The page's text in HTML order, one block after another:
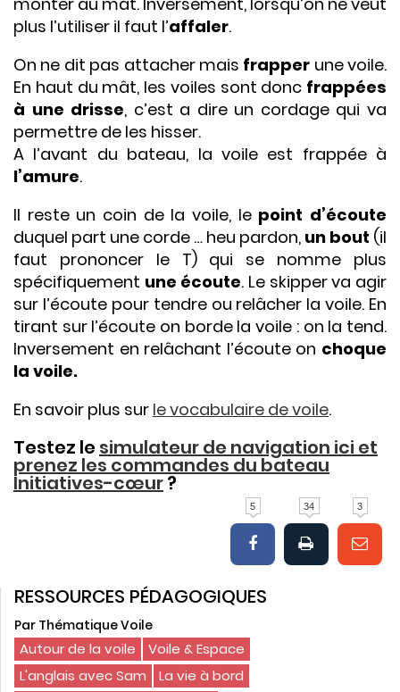
plus l’utiliser il faut l’affaler.
On ne dit pas attacher mais frapper une voile.
En haut du mât, les voiles sont donc frappées
à une drisse, c’est a dire un cordage qui va
permettre de les hisser.
A l’avant du bateau, la voile est frappée à
l’amure.
Il reste un coin de la voile, le point d’écoute
duquel part une corde … heu pardon, un bout (il
faut prononcer le T) qui se nomme plus
spécifiquement une écoute. Le skipper va agir
sur l’écoute pour tendre ou relâcher la voile. En
tirant sur l’écoute on borde la voile : on la tend.
Inversement en relâchant l’écoute on choque
la voile.
En savoir plus sur le vocabulaire de voile.
Testez le simulateur de navigation ici et
prenez les commandes du bateau
Initiatives-cœur?
5 34 3
RESSOURCES PÉDAGOGIQUES
Par Thématique Voile
Autour de la voile
Voile & Espace
L'anglais avec Sam
La vie à bord